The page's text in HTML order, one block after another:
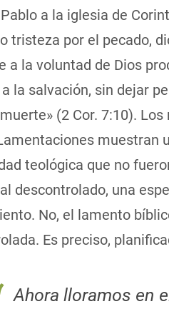
a la iglesia de
tristeza por el pecado,
a la voluntad de Dios
la salvación, sin dejar
(2 Cor. 7:10).
muestran
teológica que no
descontrolado, una
No, el lamento
Es preciso,
Ahora lloramos en